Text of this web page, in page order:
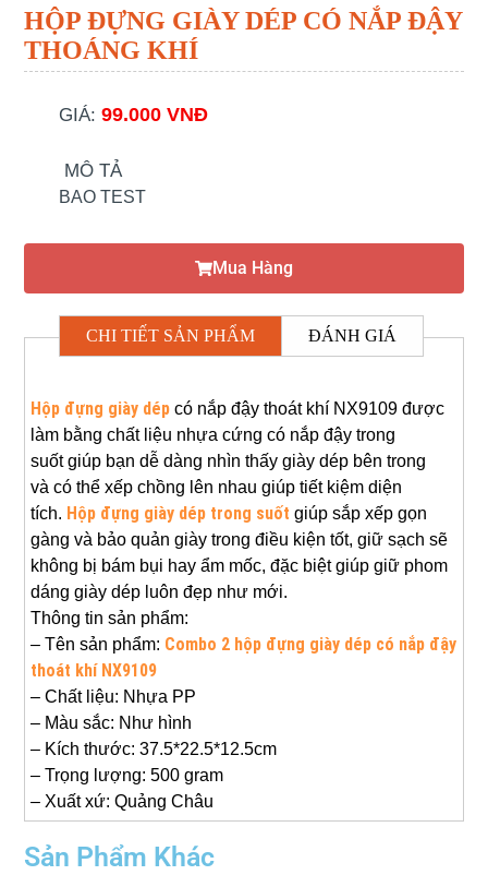
HỘP ĐỰNG GIÀY DÉP CÓ NẮP ĐẬY
THOÁNG KHÍ
GIÁ: 99.000 VNĐ
MÔ TẢ
BAO TEST
Mua Hàng
CHI TIẾT SẢN PHẨM ĐÁNH GIÁ
Hộp đựng giày dép có nắp đậy thoát khí NX9109 được
làm bằng chất liệu nhựa cứng có nắp đậy trong
suốtgiúp bạn dễ dàng nhìn thấy giày dép bên trong
và có thể xếp chồng lên nhau giúp tiết kiệm diện
tích. Hộp đựng giày dép trong suốt giúp sắp xếp gọn
gàng và bảo quản giày trong điều kiện tốt, giữ sạch sẽ
không bị bám bụi hay ẩm mốc, đặc biệt giúp giữ phom
dáng giày dép luôn đẹp như mới.
Thông tin sản phẩm:
– Tên sản phẩm: Combo 2 hộp đựng giày dép có nắp đậy
thoát khí NX9109
– Chất liệu: Nhựa PP
– Màu sắc: Như hình
– Kích thước: 37.5*22.5*12.5cm
– Trọng lượng: 500 gram
– Xuất xứ: Quảng Châu
Sản Phẩm Khác